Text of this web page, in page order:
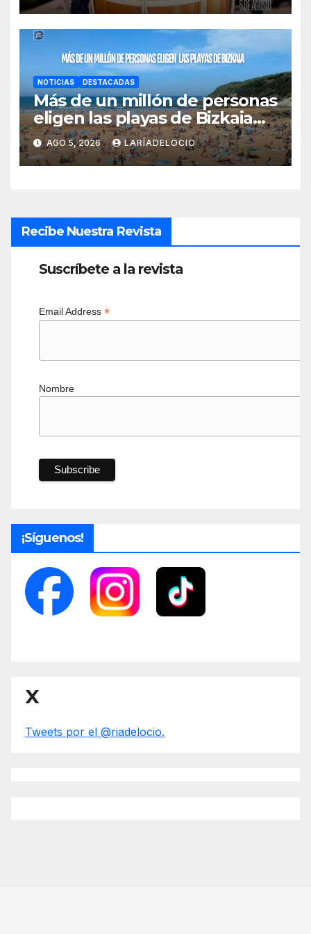
NOTICIAS DESTACADAS
Más de un millón de personas
eligen las playas de Bizkaia
en la primera mitad de la
temporada
AGO 5, 2026 LARÍADELOCIO
Recibe Nuestra Revista
Suscríbete a la revista
Email Address *
Nombre
¡Síguenos!
X
Tweets por el @riadelocio.